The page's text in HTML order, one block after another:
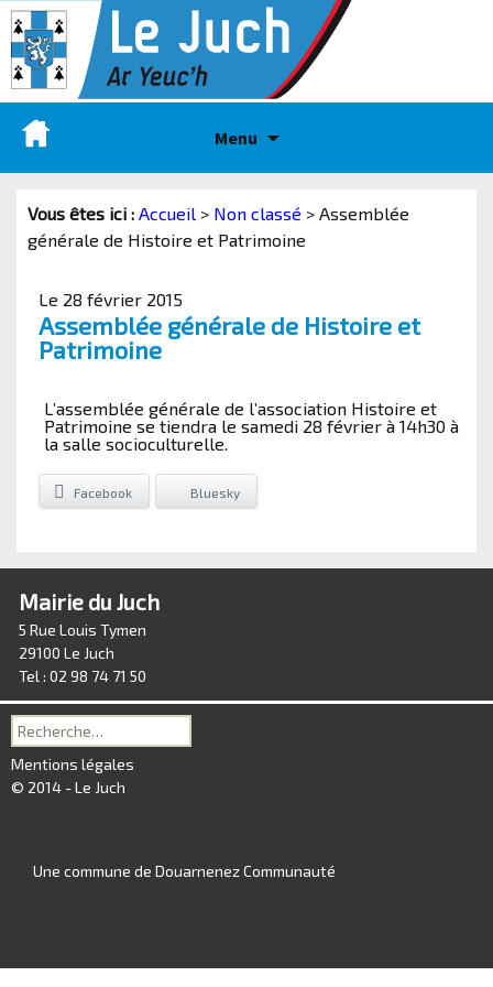
Menu
Vous êtes ici : Accueil > Non classé > Assemblée
générale de Histoire et Patrimoine
Le 28 février 2015
Assemblée générale de Histoire et
Patrimoine
L’assemblée générale de l’association Histoire et
Patrimoine se tiendra le samedi 28 février à 14h30 à
la salle socioculturelle.
Facebook Bluesky
Mairie du Juch
5 Rue Louis Tymen
29100 Le Juch
Tel : 02 98 74 71 50
Recherche
pour :
Mentions légales
© 2014 - Le Juch
Une commune de Douarnenez Communauté